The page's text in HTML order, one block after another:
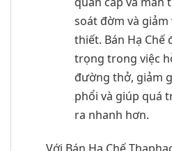
soát đờm và giảm
thiết. Bán Hạ Chế
trọng trong việc
đường thở, giảm
phổi và giúp quá
ra nhanh hơn.